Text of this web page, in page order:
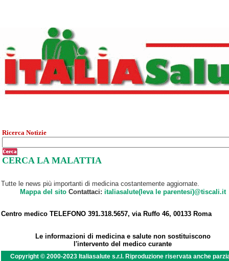
Ricerca Notizie
CERCA LA MALATTIA
Tutte le news più importanti di medicina costantemente aggiornate.
Mappa del sitoContattaci: italiasalute(leva le parentesi)@tiscali.it
Centro medico TELEFONO 391.318.5657, via Ruffo 46, 00133 Roma
Le informazioni di medicina e salute non sostituiscono
l'intervento del medico curante
Copyright © 2000-2023 Italiasalute s.r.l. Riproduzione riservata anche